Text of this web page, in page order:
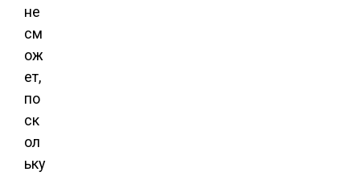
не
см
ож
ет,
по
ск
ол
ьку